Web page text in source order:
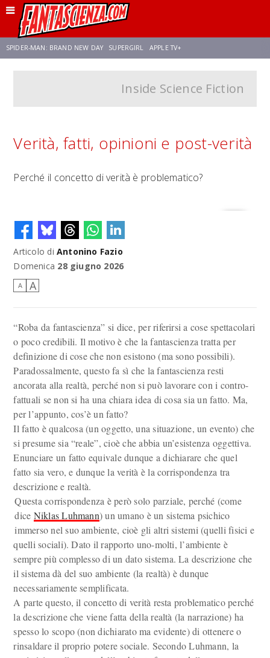
SPIDER-MAN: BRAND NEW DAY SUPERGIRL APPLE TV+
STAR TREK AVENGERS: DOOMSDAY
Inside Science Fiction
Verità, fatti, opinioni e post-verità
Perché il concetto di verità è problematico?
Articolo di Antonino Fazio
Domenica 28 giugno 2026
A A
“Roba da fantascienza” si dice, per riferirsi a cose spettacolari
o poco credibili. Il motivo è che la fantascienza tratta per
definizione di cose che non esistono (ma sono possibili).
Paradossalmente, questo fa sì che la fantascienza resti
ancorata alla realtà, perché non si può lavorare con i contro-
fattuali se non si ha una chiara idea di cosa sia un fatto. Ma,
per l’appunto, cos’è un fatto?
Il fatto è qualcosa (un oggetto, una situazione, un evento) che
si presume sia “reale”, cioè che abbia un’esistenza oggettiva.
Enunciare un fatto equivale dunque a dichiarare che quel
fatto sia vero, e dunque la verità è la corrispondenza tra
descrizione e realtà.
Questa corrispondenza è però solo parziale, perché (come
dice Niklas Luhmann) un umano è un sistema psichico
immerso nel suo ambiente, cioè gli altri sistemi (quelli fisici e
quelli sociali). Dato il rapporto uno-molti, l’ambiente è
sempre più complesso di un dato sistema. La descrizione che
il sistema dà del suo ambiente (la realtà) è dunque
necessariamente semplificata.
A parte questo, il concetto di verità resta problematico perché
la descrizione che viene fatta della realtà (la narrazione) ha
spesso lo scopo (non dichiarato ma evidente) di ottenere o
rinsaldare il proprio potere sociale. Secondo Luhmann, la